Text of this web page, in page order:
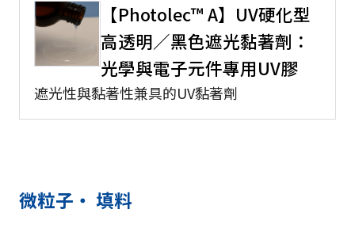
【Photolec™ A】UV硬化型
高透明／黑色遮光黏著劑：
光學與電子元件專用UV膠
遮光性與黏著性兼具的UV黏著劑
微粒子・ 填料